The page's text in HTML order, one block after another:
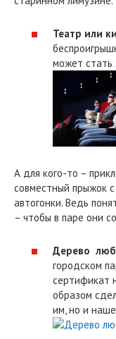
Театр или
может стать
А для кого-то –
совместный прыжок
автогонки. Ведь
– чтобы в паре они
Дерево
городском
сертификат
образом
им, но и